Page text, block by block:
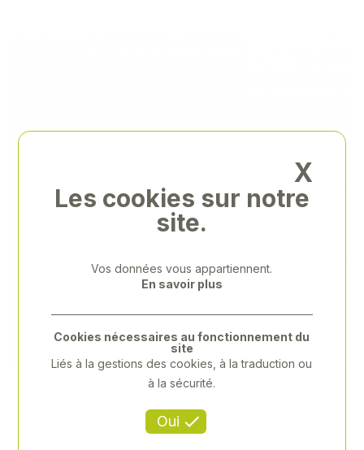
X
Les cookies sur notre
site.
Vos données vous appartiennent.
En savoir plus
Oui
Cookies nécessaires au fonctionnement du
site
Liés à la gestions des cookies, à la traduction ou
à la sécurité.